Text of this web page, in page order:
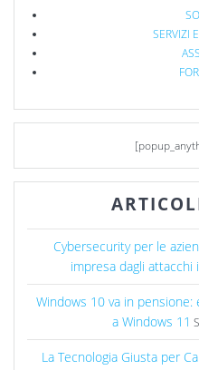
SERVIZI
Cybersecurity per le
impresa dagli attacchi
Windows 10 va in
a Windows 11
La Tecnologia Giusta per